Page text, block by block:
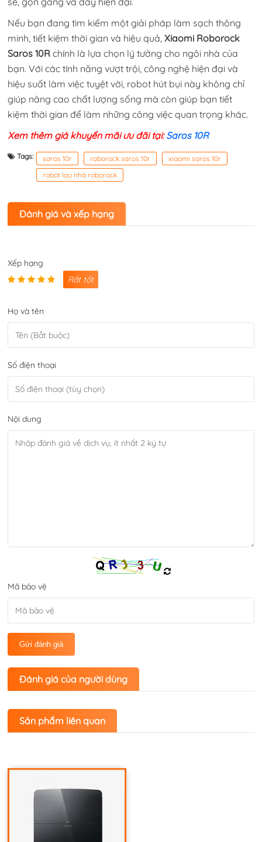
Nếu bạn đang tìm kiếm một giải pháp làm sạch thông
minh, tiết kiệm thời gian và hiệu quả,Xiaomi Roborock
Saros 10R chính là lựa chọn lý tưởng cho ngôi nhà của
bạn. Với các tính năng vượt trội, công nghệ hiện đại và
hiệu suất làm việc tuyệt vời, robot hút bụi này không chỉ
giúp nâng cao chất lượng sống mà còn giúp bạn tiết
kiệm thời gian để làm những công việc quan trọng khác.
Xem thêm giá khuyến mãi ưu đãi tại: Saros 10R
Tags: saros 10r roborock saros 10r
xiaomi saros 10r
robot lau nhà roborock
Đánh giá và xếp hạng
Xếp hạng
Rất tốt
Họ và tên
Số điện thoại
Nội dung
Mã bảo vệ
Gửi đánh giá
Đánh giá của người dùng
Sản phẩm liên quan